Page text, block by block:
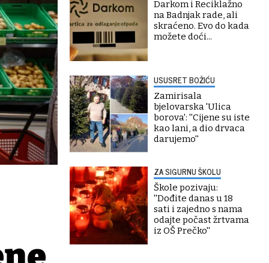
Darkom i Reciklažno
na Badnjak rade, ali
skraćeno. Evo do kada
možete doći...
USUSRET BOŽIĆU
Zamirisala
bjelovarska 'Ulica
borova': ''Cijene su iste
kao lani, a dio drvaca
darujemo''
ZA SIGURNU ŠKOLU
Škole pozivaju:
''Dođite danas u 18
sati i zajedno s nama
odajte počast žrtvama
iz OŠ Prečko''